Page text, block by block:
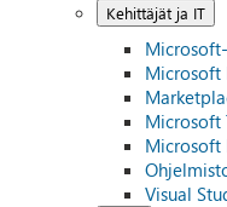
Kehittäjät ja IT
Microsoft
Microsoft
Microsoft
Visual